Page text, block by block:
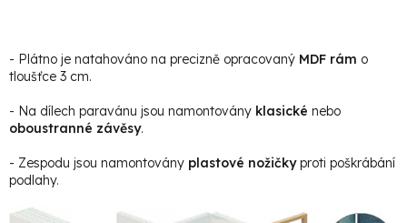
- Plátno je natahováno na precizně opracovaný MDF rám o
tloušťce 3 cm.
- Na dílech paravánu jsou namontovány klasické nebo
oboustranné závěsy.
- Zespodu jsou namontovány plastové nožičkyproti poškrábání
podlahy.